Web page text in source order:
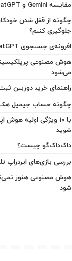
مقایسه Gemini و ChatGPT: کدام یک بهتر است؟
جلوگیری کنیم؟
افزونه‌ی جستجوی ChatGPT برای گوگل کروم معرفی شد
هوش مصنوعی
می‌شود
راهنمای خرید دوربین
چگونه حساب جیمیل هک
شوید
داک‌داک‌گو چیست؟
بررسی بازی‌های ایردراپ
هوش مصنوعی هنوز
شود